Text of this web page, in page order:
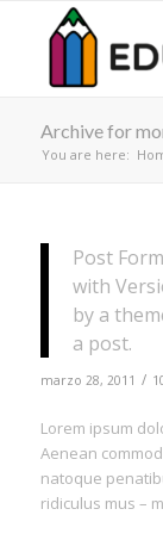
Archive for
You are here:
Post
with
by a
a post.
marzo 28, 2011 /
Lorem ipsum
Aenean
natoque
ridiculus mus –